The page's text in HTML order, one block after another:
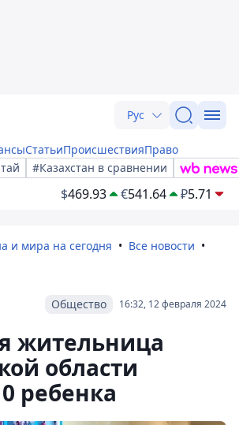
Рус
СтатьиПроисшествияПраво
#Казахстан в сравнении
$469.93 €541.64 ₽5.71
и мира на сегодня
Все новости
16:32, 12 февраля 2024
Общество
жительница
области
ребенка